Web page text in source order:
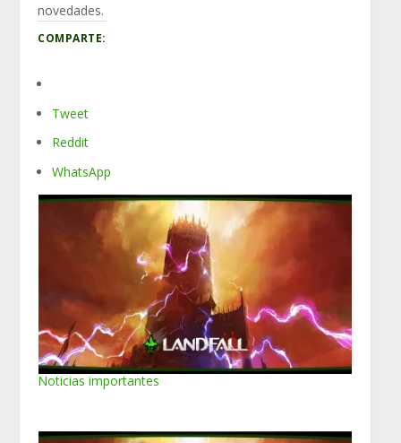
novedades.
COMPARTE:
Tweet
Reddit
WhatsApp
Noticias importantes